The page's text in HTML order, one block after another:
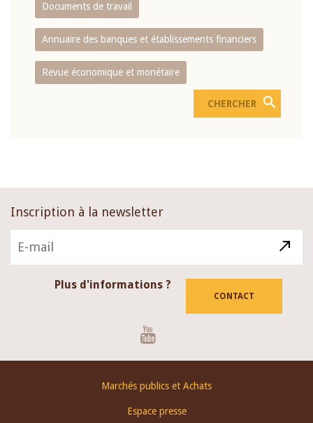
Documents de travail
Annuaire des banques et établissements financiers
Revue économique et monétaire
Inscription à la newsletter
Plus d'informations ?
CONTACT
Marchés publics et Achats
Espace presse